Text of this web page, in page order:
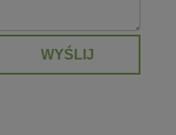
WYŚLIJ